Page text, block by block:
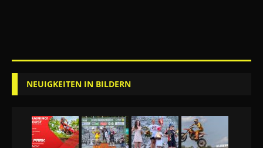
NEUIGKEITEN IN BILDERN